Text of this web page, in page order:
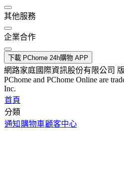
其他服務
企業合作
下載 PChome 24h購物 APP
網路家庭國際資訊股份有限公司
PChome and PChome Online are
Inc.
首頁
分類
通知 購物車顧客中心